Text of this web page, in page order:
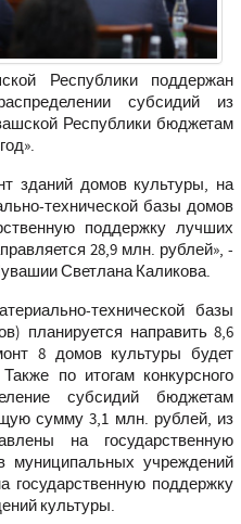
Республики поддержан
субсидий из
Республики бюджетам
зданий домов культуры, на
технической базы домов
поддержку лучших
28,9 млн. рублей», -
Светлана Каликова.
технической базы
планируется направить 8,6
8 домов культуры будет
по итогам конкурсного
субсидий бюджетам
сумму 3,1 млн. рублей, из
на государственную
муниципальных учреждений
государственную поддержку
культуры.